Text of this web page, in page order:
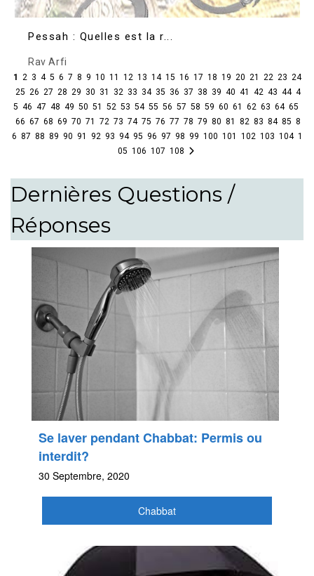
Pessah : Quelles est la r...
Rav Arfi
1 2 3 4 5 6 7 8 9 10 11 12 13 14 15 16 17 18 19 20 21 22 23 24
25 26 27 28 29 30 31 32 33 34 35 36 37 38 39 40 41 42 43 44 4
5 46 47 48 49 50 51 52 53 54 55 56 57 58 59 60 61 62 63 64 65
66 67 68 69 70 71 72 73 74 75 76 77 78 79 80 81 82 83 84 85 8
6 87 88 89 90 91 92 93 94 95 96 97 98 99 100 101 102 103 104 1
05 106 107 108
Dernières Questions /
Réponses
Se laver pendant Chabbat: Permis ou
interdit?
30 Septembre, 2020
Chabbat